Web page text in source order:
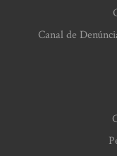
Canal de